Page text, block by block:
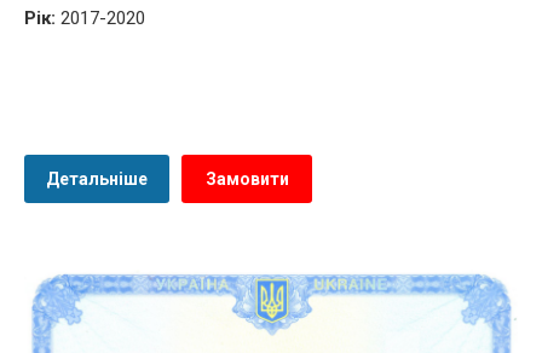
Рік: 2017-2020
Детальніше Замовити